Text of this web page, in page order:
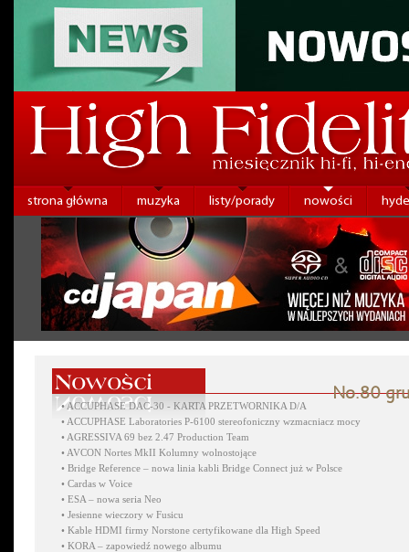
strona główna muzyka listy/porady nowości
No.80
•ACCUPHASE DAC-30 - KARTA PRZETWORNIKA D/A
• ACCUPHASE Laboratories P-6100 stereofoniczny wzmacniacz mocy
• AGRESSIVA 69 bez 2.47 Production Team
• AVCON Nortes MkII Kolumny wolnostojące
• Bridge Reference – nowa linia kabli Bridge Connect już w Polsce
• Cardas w Voice
• ESA – nowa seria Neo
• Jesienne wieczory w Fusicu
• Kable HDMI firmy Norstone certyfikowane dla High Speed
• KORA – zapowiedź nowego albumu